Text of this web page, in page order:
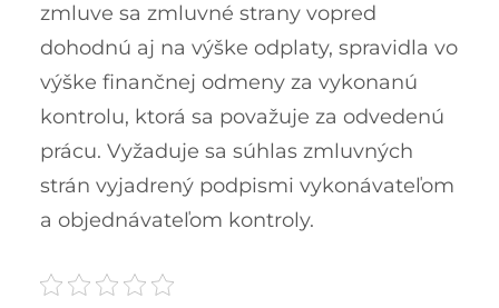
zmluve sa zmluvné strany vopred
dohodnú aj na výške odplaty, spravidla vo
výške finančnej odmeny za vykonanú
kontrolu, ktorá sa považuje za odvedenú
prácu. Vyžaduje sa súhlas zmluvných
strán vyjadrený podpismi vykonávateľom
a objednávateľom kontroly.